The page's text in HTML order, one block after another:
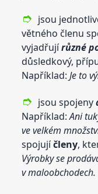
jsou
větného členu
vyjadřujírůzné
důsledkový,
Například: Je to
jsou spojeny
Například:Ani
ve velkém
spojujíčleny,
Výrobky se
v maloobchodech.